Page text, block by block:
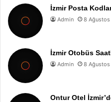
İzmir Posta
Admin 8
İzmir Otobüs
Admin 8
Ontur Otel